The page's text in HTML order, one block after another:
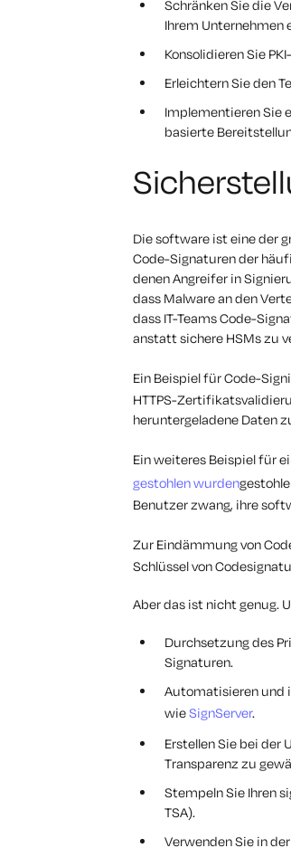
Schränken Sie die
Ihrem Unternehmen
Konsolidieren Sie
Erleichtern Sie den
Implementieren Sie
basierte
Die software ist eine der
Code-Signaturen der
denen Angreifer in
dass Malware an den
dass IT-Teams Code-
anstatt sichere HSMs zu
Ein Beispiel für Code-
HTTPS-
heruntergeladene Daten
Ein weiteres Beispiel für
gestohlen wurden
Benutzer zwang, ihre
Zur Eindämmung von
Schlüssel von
Aber das ist nicht genug.
Durchsetzung des
Signaturen.
Automatisieren und
wieSignServer.
Erstellen Sie bei der
Transparenz zu
Stempeln Sie Ihren
TSA).
Verwenden Sie in